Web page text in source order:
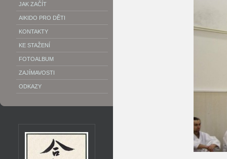
JAK ZAČÍT
AIKIDO PRO DĚTI
KONTAKTY
KE STAŽENÍ
FOTOALBUM
ZAJÍMAVOSTI
ODKAZY